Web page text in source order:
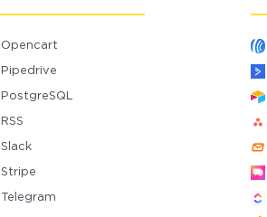
Opencart
Pipedrive
PostgreSQL
RSS
Slack
Stripe
Telegram